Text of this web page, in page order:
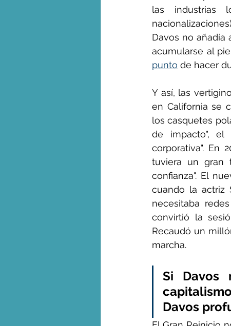
las industrias
Davos no añadía
acumularse al
punto de hacer
Y así, las
en California se
los casquetes
de impacto", el
corporativa". En
tuviera un gran
confianza". El
cuando la actriz
necesitaba
convirtió la
Recaudó un
marcha.
Si Davos
Davos